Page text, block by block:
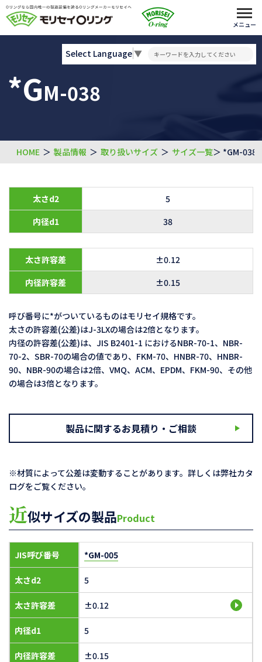
メニュー
*GM-038
Select Language▼
HOME ＞ 製品情報 ＞ 取り扱いサイズ ＞ サイズ一覧＞ *GM-038
太さd2
5
内径d1
38
太さ許容差
±0.12
内径許容差
±0.15
呼び番号に*がついているものはモリセイ規格です。
太さの許容差(公差)はJ-3LXの場合は2倍となります。
内径の許容差(公差)は、JIS B2401-1 におけるNBR-70-1、NBR-
70-2、SBR-70の場合の値であり、FKM-70、HNBR-70、HNBR-
90、NBR-90の場合は2倍、VMQ、ACM、EPDM、FKM-90、その他
の場合は3倍となります。
製品に関するお見積り・ご相談
※材質によって公差は変動することがあります。詳しくは弊社カタ
ログをご覧ください。
近似サイズの製品Product
JIS呼び番号
太さd2
太さ許容差
内径d1
内径許容差
*GM-005
5
±0.12
5
±0.15